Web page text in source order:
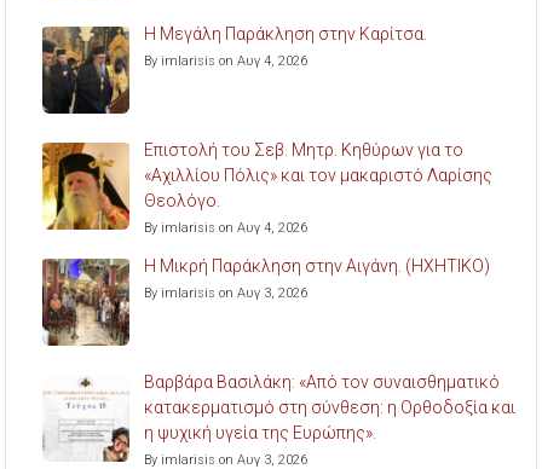
Η Μεγάλη Παράκληση στην Καρίτσα.
By imlarisis on Αυγ 4, 2026
Επιστολή του Σεβ. Μητρ. Κηθύρων για το
«Αχιλλίου Πόλις» και τον μακαριστό Λαρίσης
Θεολόγο.
By imlarisis on Αυγ 4, 2026
Η Μικρή Παράκληση στην Αιγάνη. (ΗΧΗΤΙΚΟ)
By imlarisis on Αυγ 3, 2026
Βαρβάρα Βασιλάκη: «Από τον συναισθηματικό
κατακερματισμό στη σύνθεση: η Ορθοδοξία και
η ψυχική υγεία της Ευρώπης».
By imlarisis on Αυγ 3, 2026